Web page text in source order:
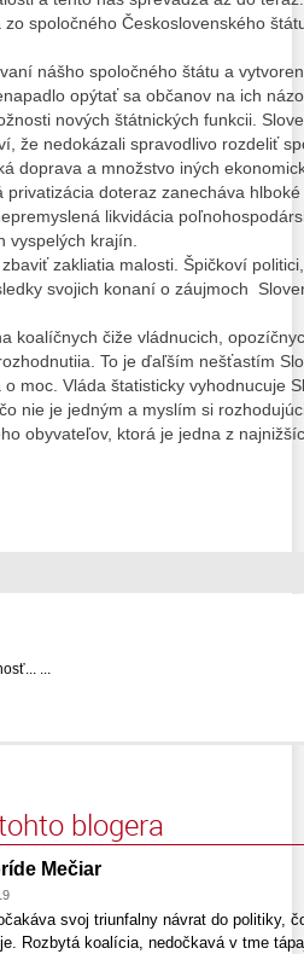
spoločného Československého
Nedá
nášho spoločného štátu a
opýtať sa občanov na ich
nových štátnických funkcii.
že nedokázali spravodlivo rozdeliť
doprava a množstvo iných
privatizácia doteraz zanecháva
likvidácia
malých vyspelých
zakliatia malosti. Špičkoví
svojich konaní o záujmoch
Súčasní
koalíčnych čiže vládnucich,
To je ďaľším nešťastím
moc. Vláda štatisticky vyhodnucuje
nie je jedným a myslím si
obyvateľov, ktorá je jedna z
...
blogera
Mečiar
svoj triunfalny návrat do politiky,
Rozbytá koalícia, nedočkavá v tme